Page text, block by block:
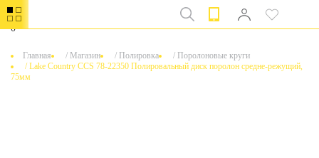
0
Главная / Магазин / Полировка / Поролоновые круги
/Lake Country CCS 78-22350 Полировальный диск поролон средне-режущий,
75мм